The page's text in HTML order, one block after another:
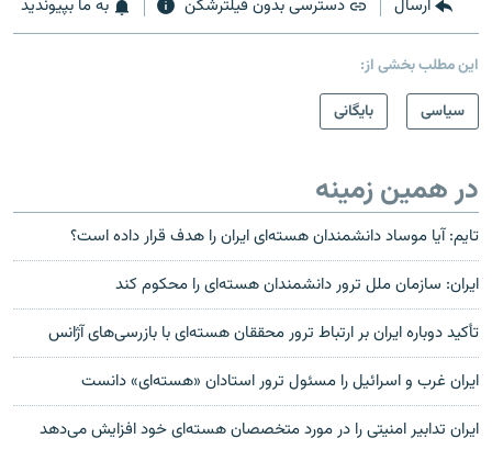
ارسال دسترسی بدون فیلترشکن به ما بپیوندید
این مطلب بخشی از:
سیاسی
بایگانی
در همین زمینه
تایم: آیا موساد دانشمندان هسته‌ای ایران را هدف قرار داده است؟‬
ایران: سازمان ملل ترور دانشمندان هسته‌ای را محکوم کند
تأکید دوباره ایران بر ارتباط ترور محققان هسته‌ای با بازرسی‌های آژانس
ایران غرب و اسرائیل را مسئول ترور استادان «هسته‌ای» دانست
ایران تدابیر امنیتی را در مورد متخصصان هسته‌ای خود افزایش می‌دهد